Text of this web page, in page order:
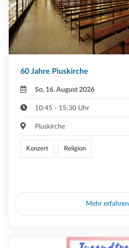
60 Jahre Piuskirche
So, 16. August 2026
10:45 - 15:30 Uhr
Piuskirche
Konzert Religion
Mehr erfahren